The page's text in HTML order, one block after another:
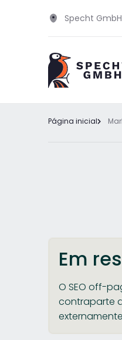
Specht
Página inicial
Em
O SEO off-
contraparte